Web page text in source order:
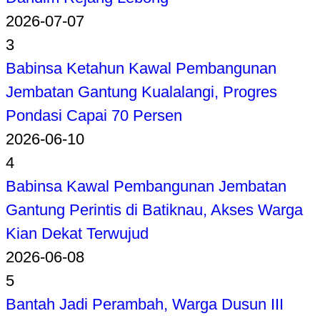
2026-07-07
3
Babinsa Ketahun Kawal Pembangunan
Jembatan Gantung Kualalangi, Progres
Pondasi Capai 70 Persen
2026-06-10
4
Babinsa Kawal Pembangunan Jembatan
Gantung Perintis di Batiknau, Akses Warga
Kian Dekat Terwujud
2026-06-08
5
Bantah Jadi Perambah, Warga Dusun III